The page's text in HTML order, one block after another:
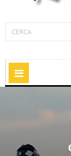
Navigazione
Toggle